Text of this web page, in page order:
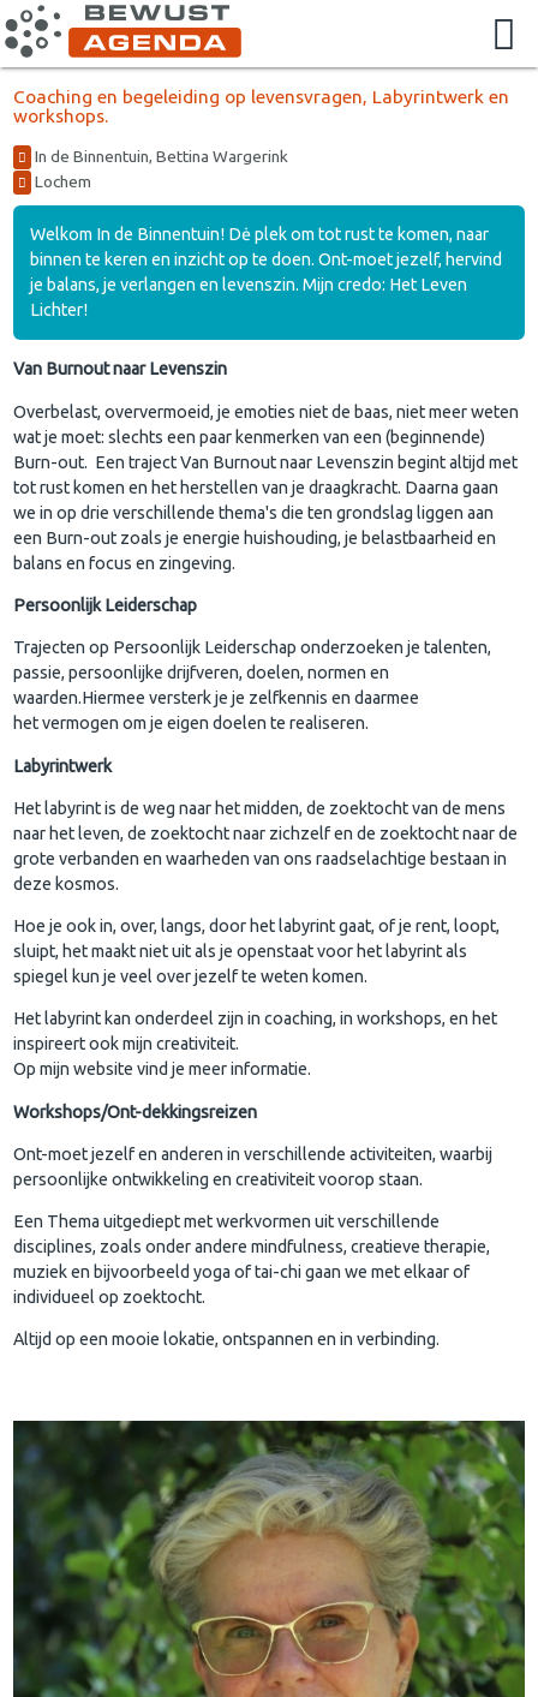
Coaching en begeleiding op levensvragen, Labyrintwerk en
workshops.
In de Binnentuin, Bettina Wargerink
Lochem
Welkom In de Binnentuin! Dė plek om tot rust te komen, naar
binnen te keren en inzicht op te doen. Ont-moet jezelf, hervind
je balans, je verlangen en levenszin. Mijn credo: Het Leven
Lichter!
Van Burnout naar Levenszin
Overbelast, oververmoeid, je emoties niet de baas, niet meer weten
wat je moet: slechts een paar kenmerken van een (beginnende)
Burn-out. Een traject Van Burnout naar Levenszin begint altijd met
tot rust komen en het herstellen van je draagkracht. Daarna gaan
we in op drie verschillende thema's die ten grondslag liggen aan
een Burn-out zoals je energie huishouding, je belastbaarheid en
balans en focus en zingeving.
Persoonlijk Leiderschap
Trajecten op Persoonlijk Leiderschap onderzoeken je talenten,
passie, persoonlijke drijfveren, doelen, normen en
waarden.Hiermee versterk je je zelfkennis en daarmee
het vermogen om je eigen doelen te realiseren.
Labyrintwerk
Het labyrint is de weg naar het midden, de zoektocht van de mens
naar het leven, de zoektocht naar zichzelf en de zoektocht naar de
grote verbanden en waarheden van ons raadselachtige bestaan in
deze kosmos.
Hoe je ook in, over, langs, door het labyrint gaat, of je rent, loopt,
sluipt, het maakt niet uit als je openstaat voor het labyrint als
spiegel kun je veel over jezelf te weten komen.
Het labyrint kan onderdeel zijn in coaching, in workshops, en het
inspireert ook mijn creativiteit.
Op mijn website vind je meer informatie.
Workshops/Ont-dekkingsreizen
Ont-moet jezelf en anderen in verschillende activiteiten, waarbij
persoonlijke ontwikkeling en creativiteit voorop staan.
Een Thema uitgediept met werkvormen uit verschillende
disciplines, zoals onder andere mindfulness, creatieve therapie,
muziek en bijvoorbeeld yoga of tai-chi gaan we met elkaar of
individueel op zoektocht.
Altijd op een mooie lokatie, ontspannen en in verbinding.